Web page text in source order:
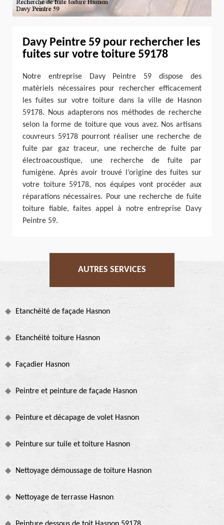
Davy Peintre 59 pour rechercher les
fuites sur votre toiture 59178
Notre entreprise Davy Peintre 59 dispose des
matériels nécessaires pour rechercher efficacement
les fuites sur votre toiture dans la ville de Hasnon
59178. Nous adapterons nos méthodes de recherche
selon la forme de toiture que vous avez. Nos artisans
couvreurs 59178 pourront réaliser une recherche de
fuite par gaz traceur, une recherche de fuite par
électroacoustique, une recherche de fuite par
fumigène. Après avoir trouvé l’origine des fuites sur
votre toiture 59178, nos équipes vont procéder aux
réparations nécessaires. Pour une recherche de fuite
toiture fiable, faites appel à notre entreprise Davy
Peintre 59.
AUTRES SERVICES
Etanchéité de façade Hasnon
Etanchéité toiture Hasnon
Façadier Hasnon
Peintre et peinture de façade Hasnon
Peinture et décapage de volet Hasnon
Peinture sur tuile et toiture Hasnon
Nettoyage démoussage de toiture Hasnon
Nettoyage de terrasse Hasnon